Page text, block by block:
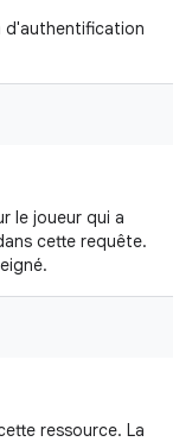
d'authentification
le joueur qui a
cette requête.
ressource. La